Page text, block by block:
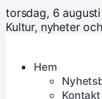
torsdag, 6 augusti
Kultur, nyheter
Hem
Kontakt